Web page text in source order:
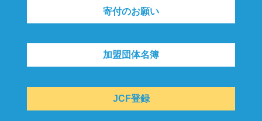
寄付のお願い
加盟団体名簿
JCF登録